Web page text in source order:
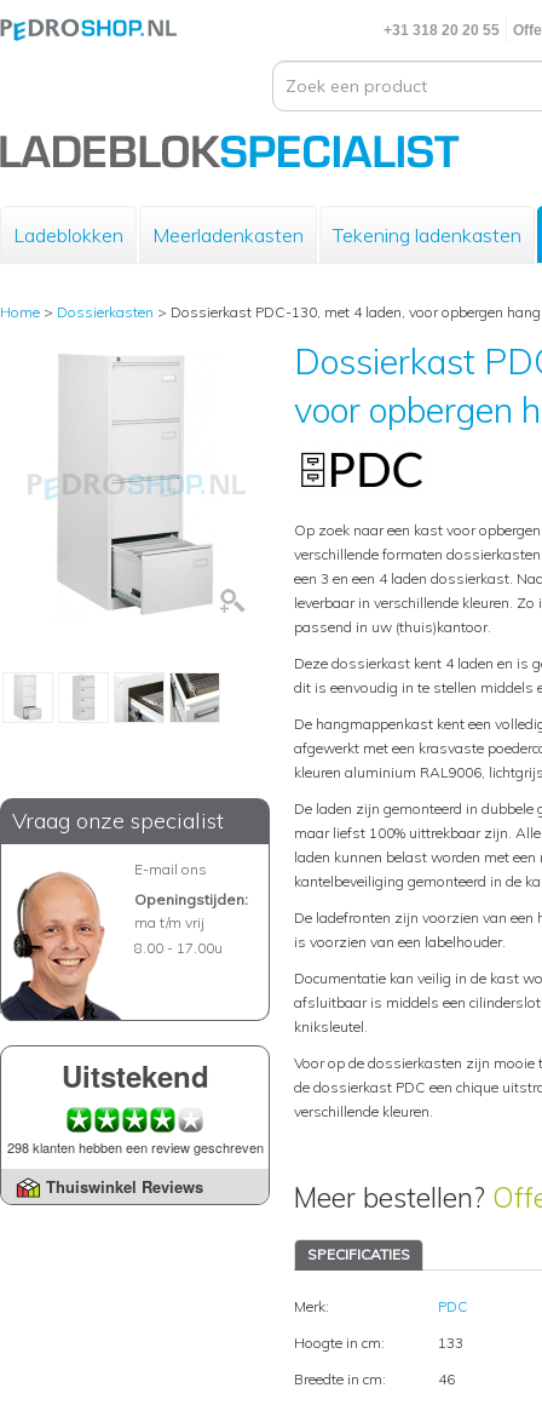
+31 318 20 20 55
Ladeblokken Meerladenkasten Tekening ladenkasten
Home > Dossierkasten > Dossierkast PDC-130, met 4 laden, voor opbergen
Vraag onze specialist
E-mail ons
Openingstijden:
ma t/m vrij
8.00 - 17.00u
Uitstekend
298 klanten hebben een review geschreven
Thuiswinkel Reviews
Dossierkast
voor opbergen
Op zoek naar een kast voor
verschillende formaten
een 3 en een 4 laden dossierkast.
leverbaar in verschillende kleuren.
passend in uw (thuis)kantoor.
Deze dossierkast kent 4 laden en is
dit is eenvoudig in te stellen middels
De hangmappenkast kent een
afgewerkt met een krasvaste
kleuren aluminium RAL9006,
De laden zijn gemonteerd in
maar liefst 100% uittrekbaar zijn.
laden kunnen belast worden met
kantelbeveiliging gemonteerd in de
De ladefronten zijn voorzien van een
is voorzien van een labelhouder.
Documentatie kan veilig in de kast
afsluitbaar is middels een
kniksleutel.
Voor op de dossierkasten zijn mooie
de dossierkast PDC een chique
verschillende kleuren.
Meer bestellen?
SPECIFICATIES
Merk:
PDC
Hoogte in cm:
133
Breedte in cm:
46